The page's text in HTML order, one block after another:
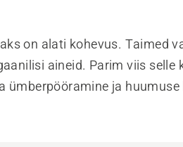
on alati kohevus. Taimed
aineid. Parim viis selle
ümberpööramine ja huumuse